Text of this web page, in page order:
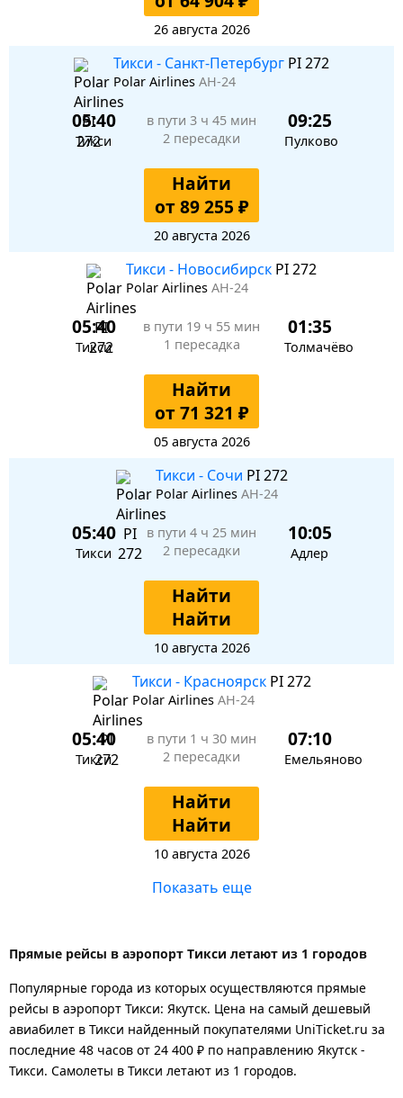
26 августа 2026
Тикси - Санкт-Петербург PI 272
Polar Airlines АН-24
05:40
Тикси
в пути 3 ч 45 мин
2 пересадки
09:25
Пулково
Найти
от 89 255 ₽
20 августа 2026
Тикси - Новосибирск PI 272
Polar Airlines АН-24
05:40
Тикси
в пути 19 ч 55 мин
1 пересадка
01:35
Толмачёво
Найти
от 71 321 ₽
05 августа 2026
Тикси - Сочи PI 272
Polar Airlines АН-24
05:40
Тикси
в пути 4 ч 25 мин
2 пересадки
10:05
Адлер
Найти
Найти
10 августа 2026
Тикси - Красноярск PI 272
Polar Airlines АН-24
05:40
Тикси
в пути 1 ч 30 мин
2 пересадки
07:10
Емельяново
Найти
Найти
10 августа 2026
Показать еще
Прямые рейсы в аэропорт Тикси летают из 1 городов
Популярные города из которых осуществляются прямые
рейсы в аэропорт Тикси: Якутск. Цена на самый дешевый
авиабилет в Тикси найденный покупателями UniTicket.ru за
последние 48 часов от 24 400 ₽ по направлению Якутск -
Тикси. Самолеты в Тикси летают из 1 городов.